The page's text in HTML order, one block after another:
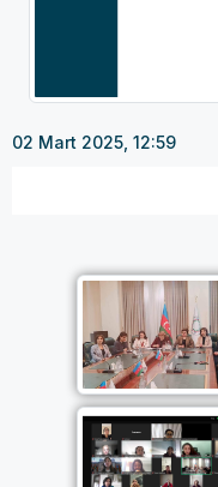
02 Mart 2025, 12:59